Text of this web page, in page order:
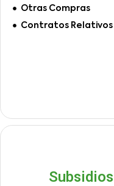
Otras Compras
Contratos Relativos